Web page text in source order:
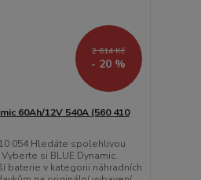
2 614 Kč
- 20 %
60Ah/12V 540A (560 410
054 Hledáte spolehlivou
si BLUE Dynamic.
baterie v kategorii náhradních